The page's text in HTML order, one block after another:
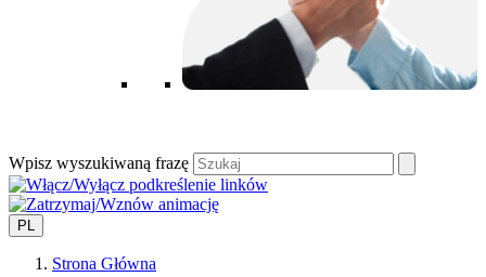
Wpisz wyszukiwaną frazę
PL
Strona Główna